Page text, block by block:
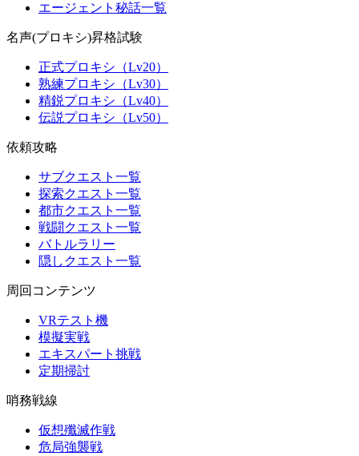
エージェント秘話一覧
名声(プロキシ)昇格試験
正式プロキシ（Lv20）
熟練プロキシ（Lv30）
精鋭プロキシ（Lv40）
伝説プロキシ（Lv50）
依頼攻略
サブクエスト一覧
探索クエスト一覧
都市クエスト一覧
戦闘クエスト一覧
バトルラリー
隠しクエスト一覧
周回コンテンツ
VRテスト機
模擬実戦
エキスパート挑戦
定期掃討
哨務戦線
仮想殲滅作戦
危局強襲戦